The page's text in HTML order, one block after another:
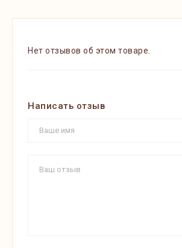
Нет отзывов об этом товаре.
Написать отзыв